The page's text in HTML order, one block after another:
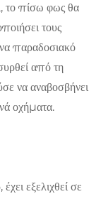
το πίσω φως θα
τους
παραδοσιακό
από τη
να αναβοσβήνει
οχήματα.
εξελιχθεί σε